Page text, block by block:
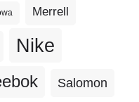
Merrell
Nike
Salomon